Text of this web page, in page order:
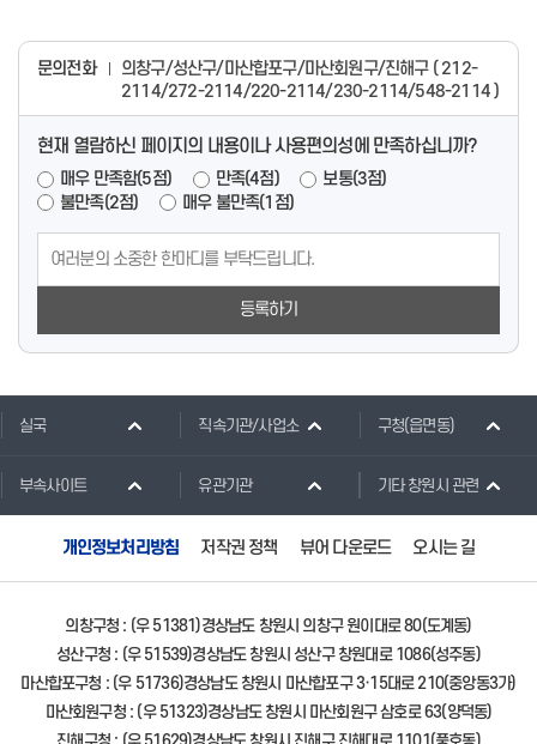
문의전화
의창구/성산구/마산합포구/마산회원구/진해구 ( 212-
2114/272-2114/220-2114/230-2114/548-2114 )
현재 열람하신 페이지의 내용이나 사용편의성에 만족하십니까?
매우 만족함(5점) 만족(4점)
보통(3점)
불만족(2점)
매우 불만족(1점)
등록하기
실국 직속기관/사업소 구청(읍면동)
부속사이트 유관기관 기타 창원시 관련
개인정보처리방침 저작권 정책 뷰어 다운로드 오시는 길
의창구청 : (우 51381)경상남도 창원시 의창구 원이대로 80(도계동)
성산구청 : (우 51539)경상남도 창원시 성산구 창원대로 1086(성주동)
마산합포구청 : (우 51736)경상남도 창원시 마산합포구 3·15대로 210(중앙동3가)
마산회원구청 : (우 51323)경상남도 창원시 마산회원구 삼호로 63(양덕동)